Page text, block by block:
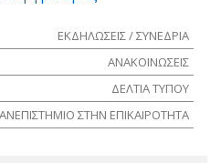
ΕΚΔΗΛΩΣΕΙΣ / ΣΥΝΕΔΡΙΑ
ΑΝΑΚΟΙΝΩΣΕΙΣ
ΔΕΛΤΙΑ ΤΥΠΟΥ
ΣΤΗΝ ΕΠΙΚΑΙΡΟΤΗΤΑ